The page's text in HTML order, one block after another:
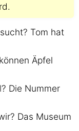
Tom hat
Äpfel
Die Nummer
Das Museum